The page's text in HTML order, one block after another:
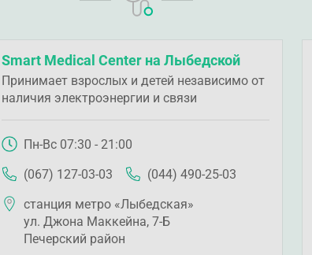
Smart Medical Center на Лыбедской
Принимает взрослых и детей независимо от
наличия электроэнергии и связи
Пн-Вс 07:30 - 21:00
(067) 127-03-03
(044) 490-25-03
станция метро «Лыбедская»
ул. Джона Маккейна, 7-Б
Печерский район